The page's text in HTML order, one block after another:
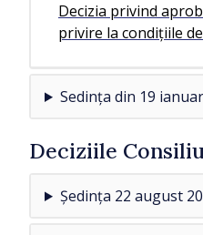
Decizia privind
privire la condițiile
Sedința din 19
Deciziile
Ședința 22 august